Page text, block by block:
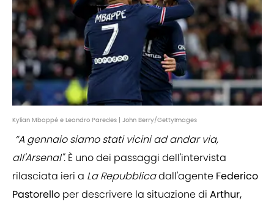
Kylian Mbappé e Leandro Paredes | John Berry/GettyImages
“A gennaio siamo stati vicini ad andar via,
all'Arsenal". È uno dei passaggi dell'intervista
rilasciata ieri a La Repubblicadall'agente Federico
Pastorello per descrivere la situazione di Arthur,